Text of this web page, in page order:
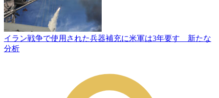
イラン戦争で使用された兵器補充に米軍は3年要す 新たな
分析